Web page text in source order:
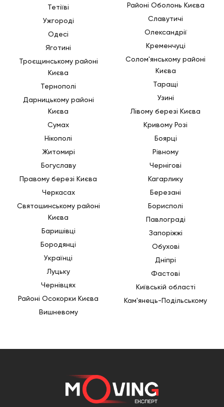
Тетіїві
Ужгороді
Одесі
Яготині
Троєщинському районі
Києва
Тернополі
Дарницькому районі
Києва
Сумах
Нікополі
Житомирі
Богуславу
Правому березі Києва
Черкасах
Святошинському районі
Києва
Баришівці
Бородянці
Українці
Луцьку
Чернівцях
Районі Осокорки Києва
Вишневому
Районі Оболонь Києва
Славутичі
Олександрії
Кременчуці
Солом'янському районі
Києва
Таращі
Узині
Лівому березі Києва
Кривому Розі
Боярці
Рівному
Чернігові
Кагарлику
Березані
Борисполі
Павлограді
Запоріжжі
Обухові
Дніпрі
Фастові
Київській області
Кам'янець-Подільському